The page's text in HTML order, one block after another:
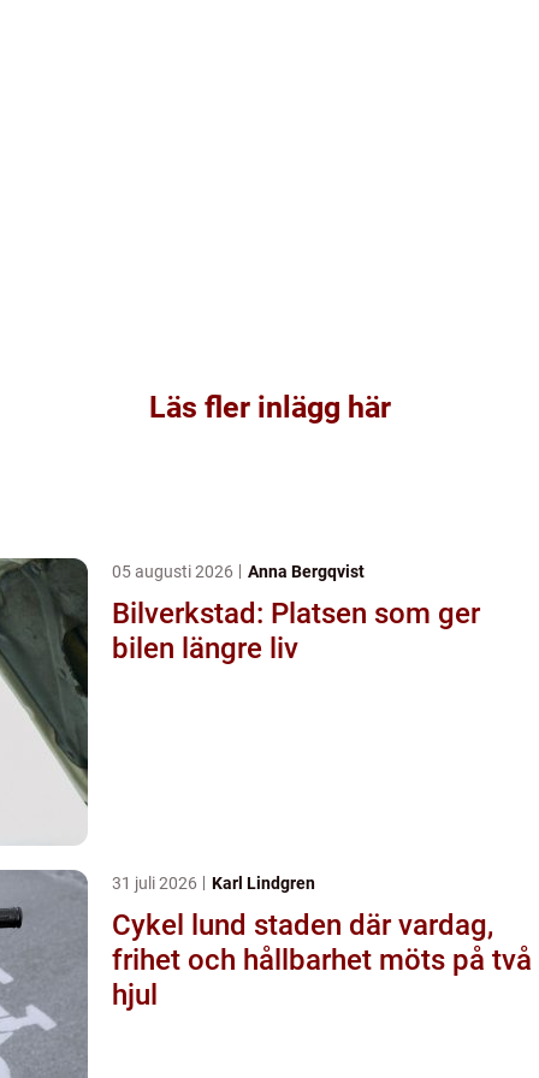
Läs fler inlägg här
05 augusti 2026 Anna Bergqvist
Bilverkstad: Platsen som ger
bilen längre liv
31 juli 2026 Karl Lindgren
Cykel lund staden där vardag,
frihet och hållbarhet möts på två
hjul